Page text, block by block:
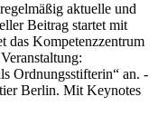
aktuelle und
Beitrag startet mit
das Kompetenzzentrum
Ordnungsstifterin“ an. -
Berlin. Mit Keynotes